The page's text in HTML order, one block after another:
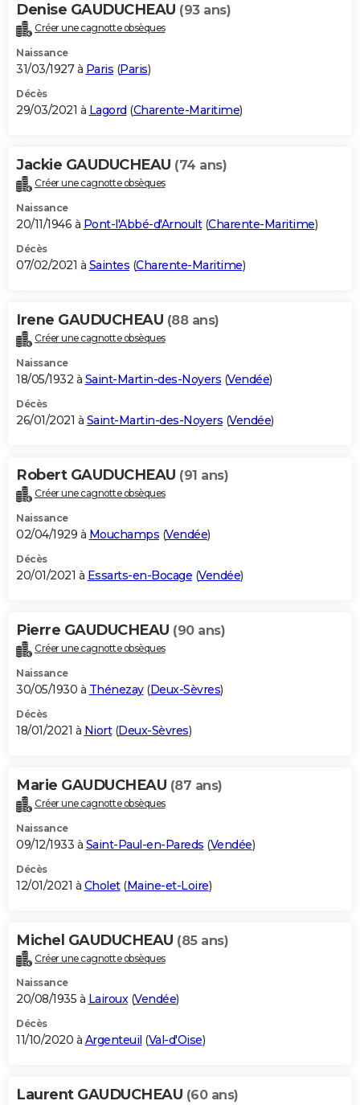
Denise GAUDUCHEAU (93 ans)
Créer une cagnotte obsèques
Naissance
31/03/1927 à Paris (Paris)
Décès
29/03/2021 à Lagord (Charente-Maritime)
Jackie GAUDUCHEAU (74 ans)
Créer une cagnotte obsèques
Naissance
20/11/1946 à Pont-l'Abbé-d'Arnoult(Charente-Maritime)
Décès
07/02/2021 à Saintes (Charente-Maritime)
Irene GAUDUCHEAU (88 ans)
Créer une cagnotte obsèques
Naissance
18/05/1932 à Saint-Martin-des-Noyers (Vendée)
Décès
26/01/2021 à Saint-Martin-des-Noyers (Vendée)
Robert GAUDUCHEAU (91 ans)
Créer une cagnotte obsèques
Naissance
02/04/1929 à Mouchamps (Vendée)
Décès
20/01/2021 à Essarts-en-Bocage (Vendée)
Pierre GAUDUCHEAU (90 ans)
Créer une cagnotte obsèques
Naissance
30/05/1930 à Thénezay(Deux-Sèvres)
Décès
18/01/2021 à Niort(Deux-Sèvres)
Marie GAUDUCHEAU (87 ans)
Créer une cagnotte obsèques
Naissance
09/12/1933 à Saint-Paul-en-Pareds (Vendée)
Décès
12/01/2021 à Cholet(Maine-et-Loire)
Michel GAUDUCHEAU (85 ans)
Créer une cagnotte obsèques
Naissance
20/08/1935 à Lairoux(Vendée)
Décès
11/10/2020 à Argenteuil (Val-d'Oise)
Laurent GAUDUCHEAU (60 ans)